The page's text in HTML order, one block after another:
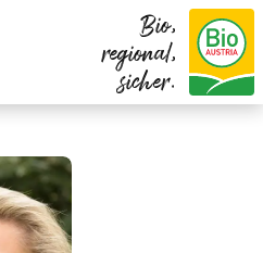
Bio,
regional,
sicher.